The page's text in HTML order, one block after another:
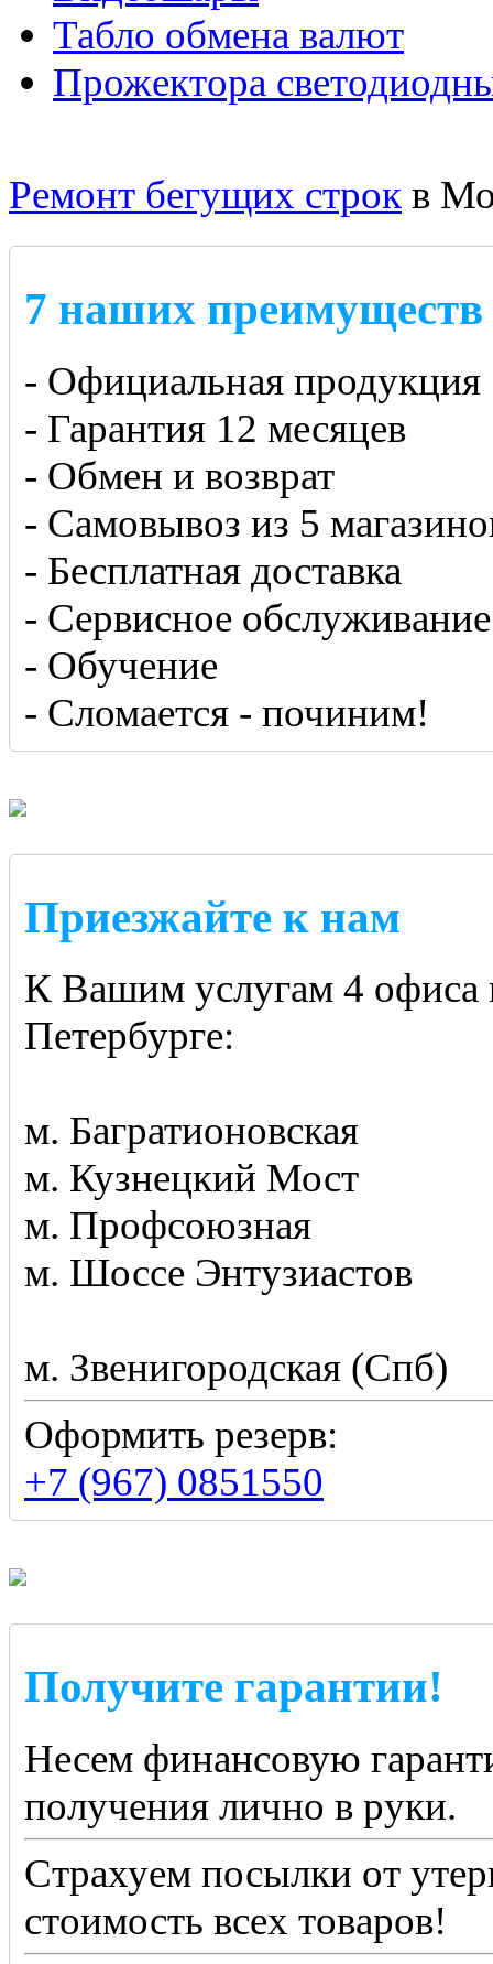
Табло обмена валют
Прожектора
Ремонт бегущих строк в
7 наших преимуществ
- Официальная продукция
- Гарантия 12 месяцев
- Обмен и возврат
- Самовывоз из 5
- Бесплатная доставка
- Сервисное обслуживание
- Обучение
- Сломается - починим!
Приезжайте к нам
К Вашим услугам 4 офиса
Петербурге:
м. Багратионовская
м. Кузнецкий Мост
м. Профсоюзная
м. Шоссе Энтузиастов
м. Звенигородская (Спб)
Оформить резерв:
+7 (967) 0851550
Получите гарантии!
Несем финансовую
получения лично в руки.
Страхуем посылки от
стоимость всех товаров!